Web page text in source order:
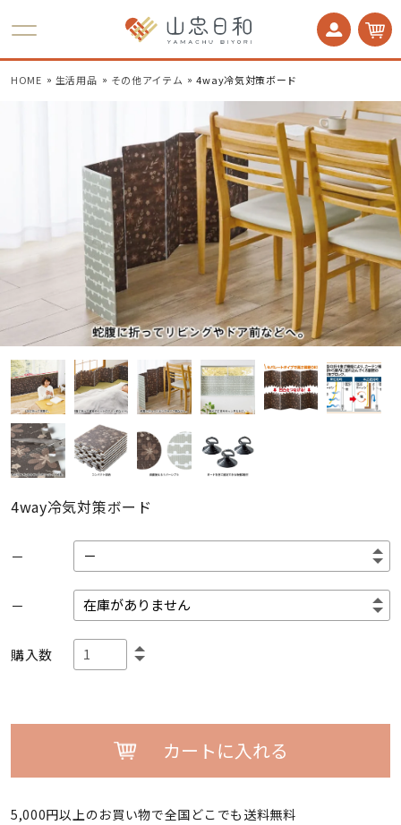
HOME 生活用品 その他アイテム 4way冷気対策ボード
4way冷気対策ボード
－
－
購入数
カートに入れる
5,000円以上のお買い物で全国どこでも送料無料